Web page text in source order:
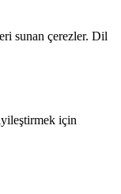
sunan çerezler. Dil
için